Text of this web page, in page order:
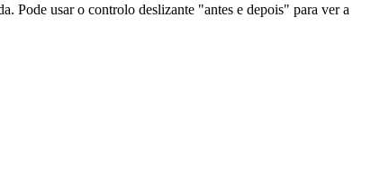
Pode usar o controlo deslizante "antes e depois" para ver a